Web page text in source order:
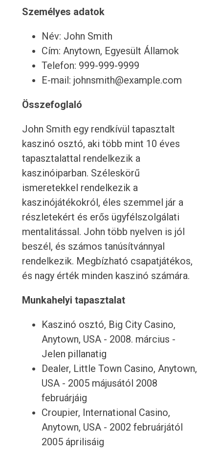
Személyes adatok
Név: John Smith
Cím: Anytown, Egyesült Államok
Telefon: 999-999-9999
E-mail: johnsmith@example.com
Összefoglaló
John Smith egy rendkívül tapasztalt
kaszinó osztó, aki több mint 10 éves
tapasztalattal rendelkezik a
kaszinóiparban. Széleskörű
ismeretekkel rendelkezik a
kaszinójátékokról, éles szemmel jár a
részletekért és erős ügyfélszolgálati
mentalitással. John több nyelven is jól
beszél, és számos tanúsítvánnyal
rendelkezik. Megbízható csapatjátékos,
és nagy érték minden kaszinó számára.
Munkahelyi tapasztalat
Kaszinó osztó, Big City Casino,
Anytown, USA - 2008. március -
Jelen pillanatig
Dealer, Little Town Casino, Anytown,
USA - 2005 májusától 2008
februárjáig
Croupier, International Casino,
Anytown, USA - 2002 februárjától
2005 áprilisáig